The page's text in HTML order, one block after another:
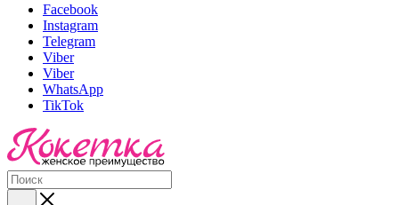
Facebook
Instagram
Telegram
Viber
Viber
WhatsApp
TikTok